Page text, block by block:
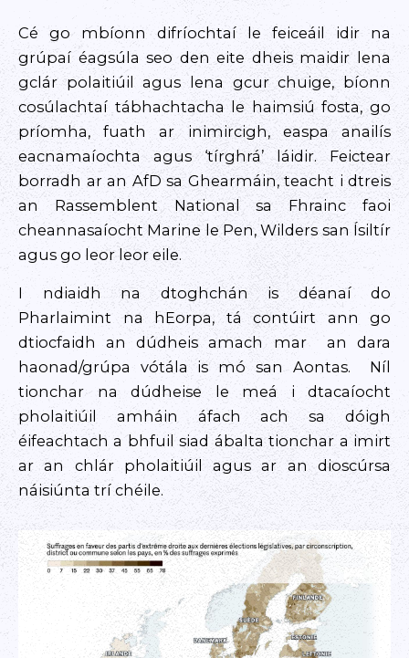
Cé go mbíonn difríochtaí le feiceáil idir na
grúpaí éagsúla seo den eite dheis maidir lena
gclár polaitiúil agus lena gcur chuige, bíonn
cosúlachtaí tábhachtacha le haimsiú fosta, go
príomha, fuath ar inimircigh, easpa anailís
eacnamaíochta agus ‘tírghrá’ láidir. Feictear
borradh ar an AfD sa Ghearmáin, teacht i dtreis
an Rassemblent National sa Fhrainc faoi
cheannasaíocht Marine le Pen, Wilders san Ísiltír
agus go leor leor eile.
I ndiaidh na dtoghchán is déanaí do
Pharlaimint na hEorpa, tá contúirt ann go
dtiocfaidh an dúdheis amach mar an dara
haonad/grúpa vótála is mó san Aontas. Níl
tionchar na dúdheise le meá i dtacaíocht
pholaitiúil amháin áfach ach sa dóigh
éifeachtach a bhfuil siad ábalta tionchar a imirt
ar an chlár pholaitiúil agus ar an dioscúrsa
náisiúnta trí chéile.